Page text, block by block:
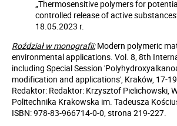
„Thermosensitive polymers for
controlled release of active
18.05.2023 r.
Roździał w monografii:Modern polymeric
environmental applications. Vol. 8, 8th
including Special Session
modification and applications', Kraków, 17-
Redaktor: Redaktor: Krzysztof Pielichowski,
Politechnika Krakowska im. Tadeusza
ISBN: 978-83-966714-0-0, strona 219-227.